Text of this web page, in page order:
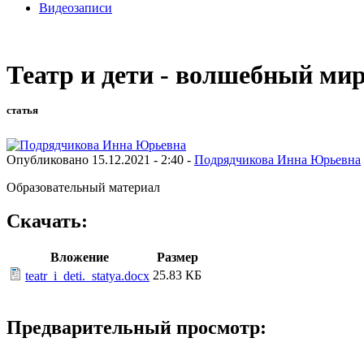
Видеозаписи
Театр и дети - волшебный
статья
Опубликовано 15.12.2021 - 2:40 - Подрядчикова Инна Юрьевна
Образовательный материал
Скачать:
Вложение
Размер
teatr_i_deti._statya.docx 25.83 КБ
Предварительный просмотр: